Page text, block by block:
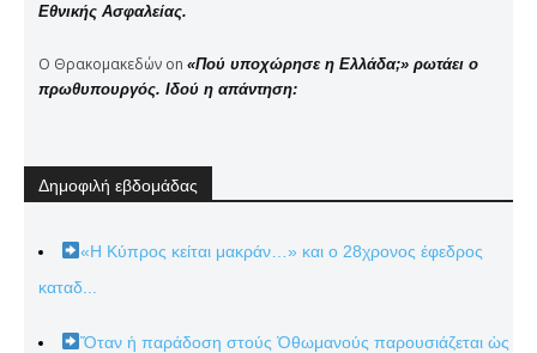
Εθνικής Ασφαλείας.
Ο Θρακομακεδών on «Πού υποχώρησε η Ελλάδα;» ρωτάει ο
πρωθυπουργός. Ιδού η απάντηση:
Δημοφιλή εβδομάδας
«Η Κύπρος κείται μακράν…» και ο 28χρονος έφεδρος
καταδ...
Ὅταν ἡ παράδοση στούς Ὀθωμανούς παρουσιάζεται ὡς